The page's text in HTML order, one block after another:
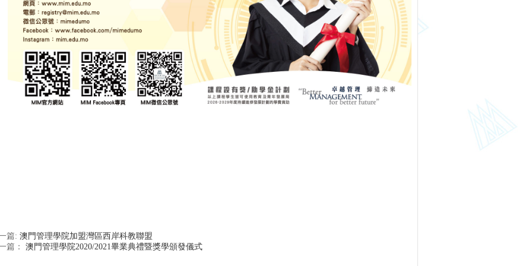
篇: 澳門管理學院加盟灣區西岸科教聯盟
篇： 澳門管理學院2020/2021畢業典禮暨獎學頒發儀式